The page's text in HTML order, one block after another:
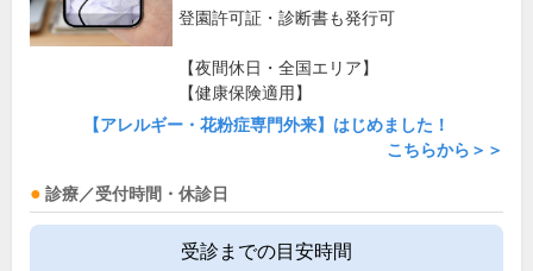
登園許可証・診断書も発行可
【夜間休日・全国エリア】
【健康保険適用】
【アレルギー・花粉症専門外来】はじめました！
こちらから＞＞
診療／受付時間・休診日
受診までの目安時間